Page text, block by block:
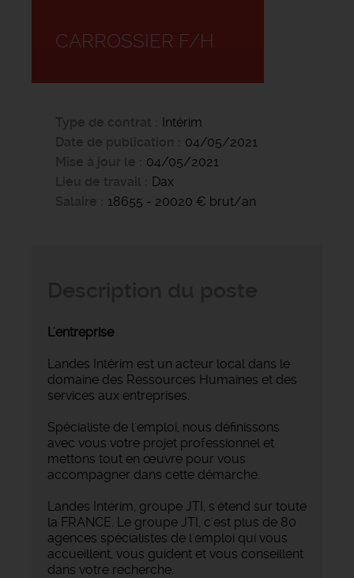
CARROSSIER F/H
Intérim
04/05/2021
04/05/2021
Dax
18655 - 20020 € brut/an
L'entreprise
Landes Intérim est un acteur local dans le
domaine des Ressources Humaines et des
services aux entreprises.
Spécialiste de l'emploi, nous définissons
avec vous votre projet professionnel et
mettons tout en œuvre pour vous
accompagner dans cette démarche.
Landes Intérim, groupe JTI, s'étend sur toute
la FRANCE. Le groupe JTI, c'est plus de 80
agences spécialistes de l'emploi qui vous
accueillent, vous guident et vous conseillent
dans votre recherche.